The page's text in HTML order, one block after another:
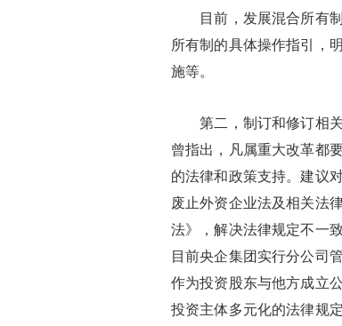
目前，发展混合所有制
所有制的具体操作指引，
施等。
第二，制订和修订相关
曾指出，凡属重大改革都
的法律和政策支持。建议
废止外资企业法及相关法
法》，解决法律规定不一
目前央企集团实行分公司
作为投资股东与他方成立
投资主体多元化的法律规